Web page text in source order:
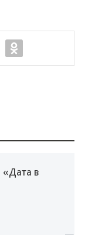
«Дата в